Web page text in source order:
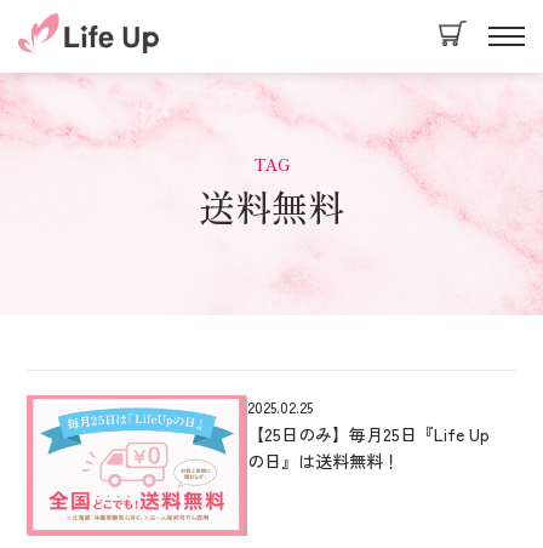
TAG
送料無料
2025.02.25
【25日のみ】毎月25日『Life Up
の日』は送料無料！